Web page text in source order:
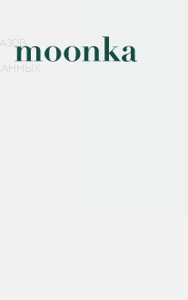
Соглашаюсь с